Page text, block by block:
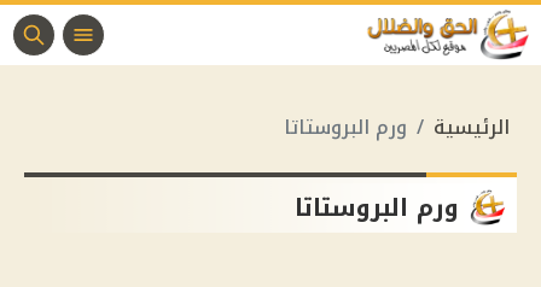
الرئيسية ورم البروستاتا
ورم البروستاتا